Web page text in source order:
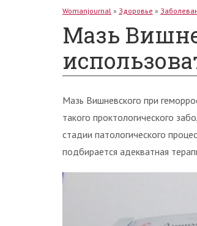
Womanjournal » Здоровье »
Мазь
Мазь Вишневского при
такого проктологического
стадии патологического
подбирается адекватная